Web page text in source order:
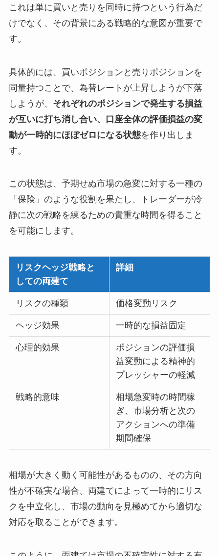
これは単に買いと売りを同時に持つという行為だ
けでなく、その背景にある戦略的な意図が重要で
す。
具体的には、買いポジションと売りポジションを
同量持つことで、為替レートが上昇しようが下落
しようが、 それぞれのポジションで発生する損益
が互いに打ち消し合い、口座全体の評価損益の変
動が一時的にほぼゼロになる状態を作り出しま
す。
この状態は、予期せぬ市場の急変に対する一種の
「保険」のような役割を果たし、トレーダーが冷
静に次の戦略を練るための貴重な時間を得ること
を可能にします。
リスクヘッジ戦略と
しての両建て
詳細
リスクの種類 価格変動リスク
ヘッジ効果 一時的な損益固定
心理的効果
ポジションの評価損
益変動による精神的
プレッシャーの軽減
戦略的意味
相場急変時の時間稼
ぎ、市場分析と次の
アクションへの準備
期間確保
相場が大きく動く可能性があるものの、その方向
性が不確実な場合、両建てによって一時的にリス
クを中立化し、市場の動向を見極めてから適切な
対応を取ることができます。